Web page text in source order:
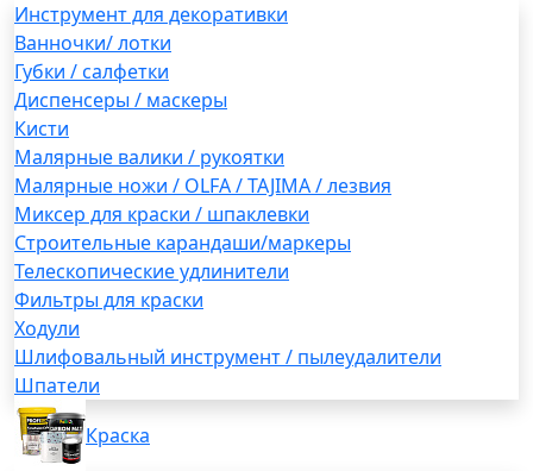
Инструмент для декоративки
Ванночки/ лотки
Губки / салфетки
Диспенсеры / маскеры
Кисти
Малярные валики / рукоятки
Малярные ножи / OLFA / TAJIMA / лезвия
Миксер для краски / шпаклевки
Строительные карандаши/маркеры
Телескопические удлинители
Фильтры для краски
Ходули
Шлифовальный инструмент / пылеудалители
Шпатели
Краска